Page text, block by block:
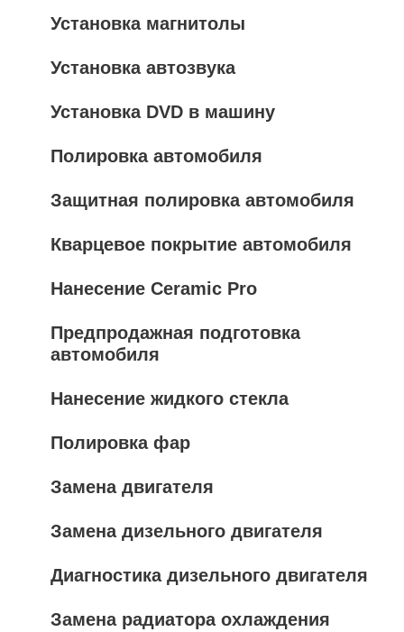
Установка магнитолы
Установка автозвука
Установка DVD в машину
Полировка автомобиля
Защитная полировка автомобиля
Кварцевое покрытие автомобиля
Нанесение Ceramic Pro
Предпродажная подготовка
автомобиля
Нанесение жидкого стекла
Полировка фар
Замена двигателя
Замена дизельного двигателя
Диагностика дизельного двигателя
Замена радиатора охлаждения